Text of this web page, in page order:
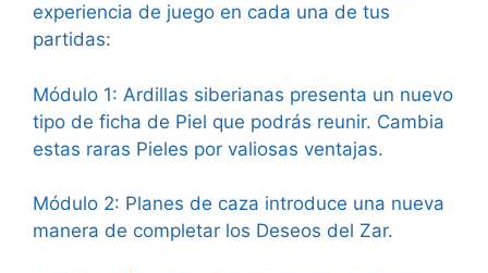
experiencia de juego en cada una de tus
partidas:
Módulo 1: Ardillas siberianas presenta un nuevo
tipo de ficha de Piel que podrás reunir. Cambia
estas raras Pieles por valiosas ventajas.
Módulo 2: Planes de caza introduce una nueva
manera de completar los Deseos del Zar.